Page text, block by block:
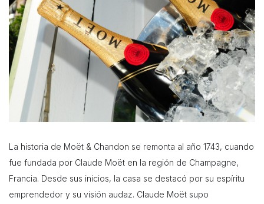
La historia de Moët & Chandon se remonta al año 1743, cuando
fue fundada por Claude Moët en la región de Champagne,
Francia. Desde sus inicios, la casa se destacó por su espíritu
emprendedor y su visión audaz. Claude Moët supo